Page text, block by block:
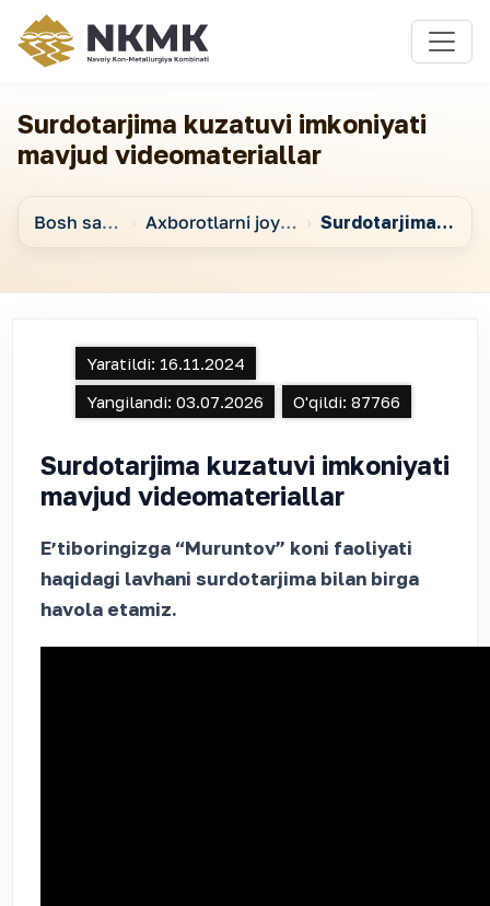
Surdotarjima kuzatuvi imkoniyati
mavjud videomateriallar
Bosh sahifa Axborotlarni joylashtirish va elektron davlat xizmatlari ko‘rsatish Surdotarjima kuzatuvi imkoniyati mavjud videomateriallar
Yaratildi: 16.11.2024
Yangilandi: 03.07.2026 O'qildi: 87766
Surdotarjima kuzatuvi imkoniyati
mavjud videomateriallar
Eʼtiboringizga “Muruntov” koni faoliyati
haqidagi lavhani surdotarjima bilan birga
havola etamiz.